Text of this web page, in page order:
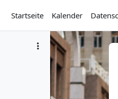
Startseite Kalender